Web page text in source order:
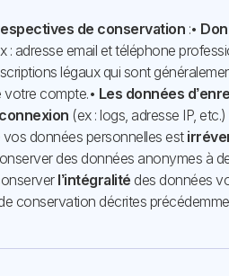
de conservation :•
: adresse email et téléphone
légaux qui sont
votre compte.• Les données
(ex : logs, adresse IP,
données personnelles est
des données anonymes à
l’intégralité des données
conservation décrites